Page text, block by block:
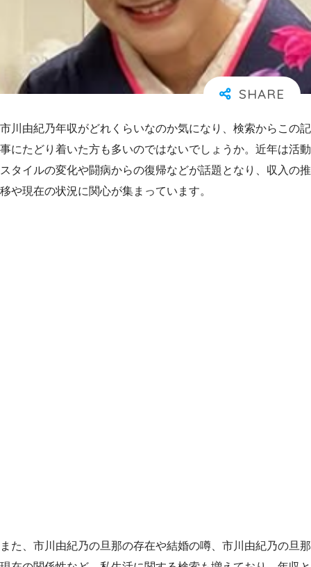
市川由紀乃年収がどれくらいなのか気になり、検索からこの記
事にたどり着いた方も多いのではないでしょうか。近年は活動
スタイルの変化や闘病からの復帰などが話題となり、収入の推
移や現在の状況に関心が集まっています。
また、市川由紀乃の旦那の存在や結婚の噂、市川由紀乃の旦那